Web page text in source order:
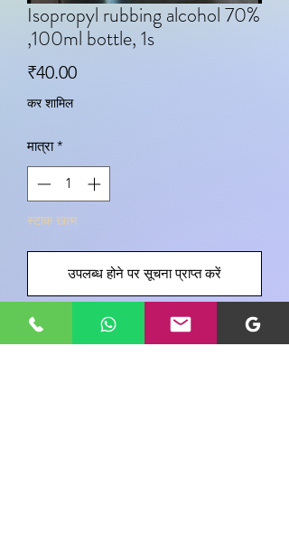
Isopropyl rubbing alcohol 70%
,100ml bottle, 1s
₹40.00मूल्य
कर शामिल
मात्रा *
स्टाक खत्म
उपलब्ध होने पर सूचना प्राप्त करें